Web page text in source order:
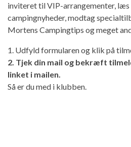
inviteret til VIP-arrangementer, læs
campingnyheder, modtag
Mortens Campingtips og meget
1. Udfyld formularen og klik på
2. Tjek din mail og bekræft
linket i mailen.
Så er du med i klubben.